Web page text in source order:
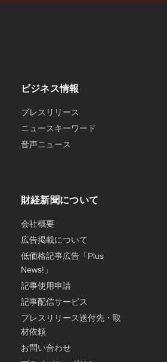
ビジネス情報
プレスリリース
ニュースキーワード
音声ニュース
財経新聞について
会社概要
広告掲載について
低価格記事広告「Plus
News!」
記事使用申請
記事配信サービス
プレスリリース送付先・取
材依頼
お問い合わせ